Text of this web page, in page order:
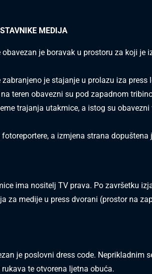
MEDIJA
je boravak u prostoru za koji je
je stajanje u prolazu iza press
teren obavezni su pod zapadnom
trajanja utakmice, a istog su
a izmjena strana dopuštena
ima nositelj TV prava. Po završetku
za medije u press dvorani (prostor na
je poslovni dress code. Neprikladnim
te otvorena ljetna obuća.